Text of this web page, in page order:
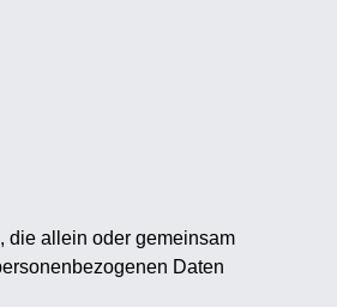
die allein oder gemeinsam
Daten